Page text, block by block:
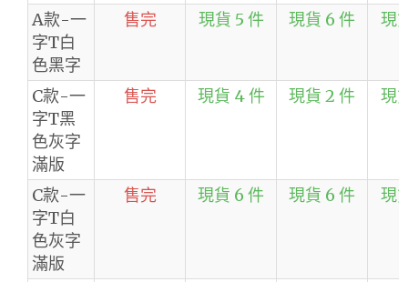
A款-一
字T白
色黑字
售完 現貨 5 件 現貨 6 件 現
C款-一
字T黑
色灰字
滿版
售完 現貨 4 件 現貨 2 件 現
C款-一
字T白
色灰字
滿版
售完 現貨 6 件 現貨 6 件 現